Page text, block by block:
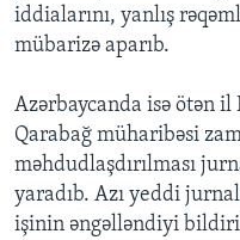
iddialarını, yanlış
mübarizə aparıb.
Azərbaycanda isə ötən
Qarabağ müharibəsi
məhdudlaşdırılması
yaradıb. Azı yeddi
işinin əngəlləndiyi